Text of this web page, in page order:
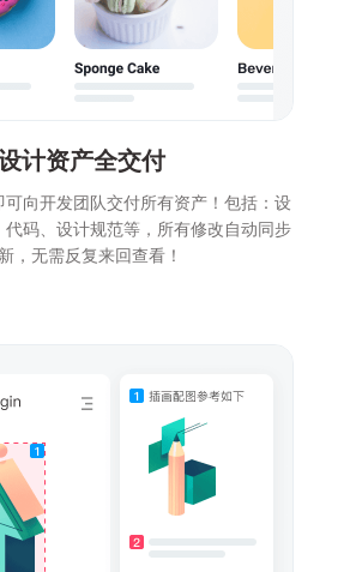
计资产全交付
可向开发团队交付所有资产！包括：设
码、设计规范等，所有修改自动同步
，无需反复来回查看！